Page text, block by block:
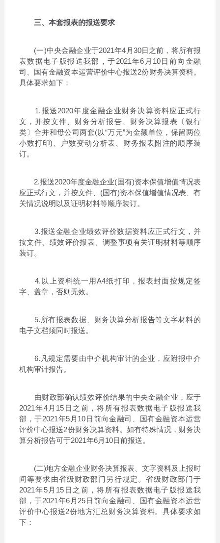
三、本套报表的报送要求
(一)中央金融企业于2021年4月30日之前，将所有报
表数据电子版报送我部，于2021年6月10日前向金融
司、国有金融资本运营评价中心报送2份财务决算资料。
具体要求如下：
1.报送2020年度金融企业财务决算资料应正式行
文，并按文件、财务分析报告、财务决算报表〔银行
类〕合并和母公司两套(以“万元”为金额单位，保留两位
小数打印)、户数变动分析表、财务报表附注的顺序装
订。
2.报送2020年度金融企业(国有)资本保值增值情况表
应正式行文，并按文件、(国有)资本保值增值情况表、有
关情况说明以及证明材料等顺序装订。
3.报送金融企业绩效评价数据资料应正式行文，并
按文件、绩效评价报表、调整事项有关证明材料等顺序
装订。
4.以上资料统一用A4纸打印，报表封面按规定签
字、盖章，否则无效。
5.所有报表数据、财务决算分析报告等文字材料的
电子文档须同时报送。
6.凡规定需要由中介机构审计的企业，应附报中介
机构审计报告。
由财政部确认绩效评价结果的中央金融企业，应于
2021年4月15日之前，将所有报表数据电子版报送我
部，于2021年5月10日前向金融司、国有金融资本运营
评价中心报送2份财务决算资料。如有特殊情况，财务决
算分析报告可于2021年6月10日前报送。
(二)地方金融企业财务决算报表、文字资料及上报时
间等要求由省级财政部门另行规定。省级财政部门于
2021年5月15日之前，将所有报表数据电子版报送我
部，于2021年6月25日前向金融司、国有金融资本运营
评价中心报送2份地方汇总财务决算资料。具体要求如
下：